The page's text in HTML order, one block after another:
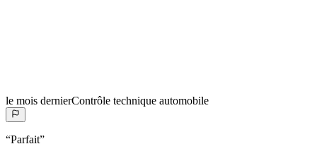
le mois dernierContrôle technique automobile
“Parfait”